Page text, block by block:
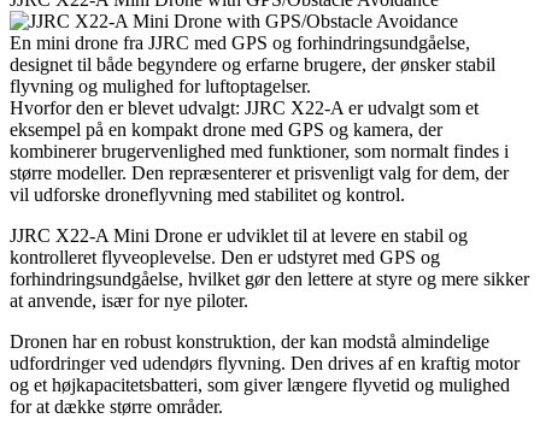
En mini drone fra JJRC med GPS og forhindringsundgåelse,
designet til både begyndere og erfarne brugere, der ønsker stabil
flyvning og mulighed for luftoptagelser.
Hvorfor den er blevet udvalgt: JJRC X22-A er udvalgt som et
eksempel på en kompakt drone med GPS og kamera, der
kombinerer brugervenlighed med funktioner, som normalt findes i
større modeller. Den repræsenterer et prisvenligt valg for dem, der
vil udforske droneflyvning med stabilitet og kontrol.
JJRC X22-A Mini Drone er udviklet til at levere en stabil og
kontrolleret flyveoplevelse. Den er udstyret med GPS og
forhindringsundgåelse, hvilket gør den lettere at styre og mere sikker
at anvende, især for nye piloter.
Dronen har en robust konstruktion, der kan modstå almindelige
udfordringer ved udendørs flyvning. Den drives af en kraftig motor
og et højkapacitetsbatteri, som giver længere flyvetid og mulighed
for at dække større områder.